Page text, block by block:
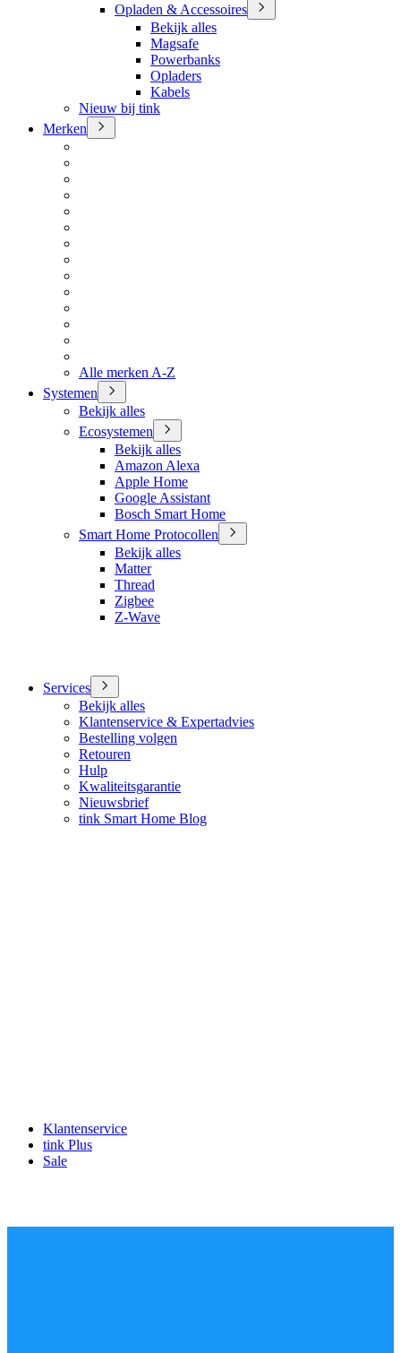
Opladen & Accessoires
Bekijk alles
Magsafe
Powerbanks
Opladers
Kabels
Nieuw bij tink
Merken
Alle merken A-Z
Systemen
Bekijk alles
Ecosystemen
Bekijk alles
Amazon Alexa
Apple Home
Google Assistant
Bosch Smart Home
Smart Home Protocollen
Bekijk alles
Matter
Thread
Zigbee
Z-Wave
Services
Bekijk alles
Klantenservice & Expertadvies
Bestelling volgen
Retouren
Hulp
Kwaliteitsgarantie
Nieuwsbrief
tink Smart Home Blog
Klantenservice
tink Plus
Sale